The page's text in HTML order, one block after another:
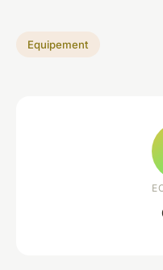
Equipement